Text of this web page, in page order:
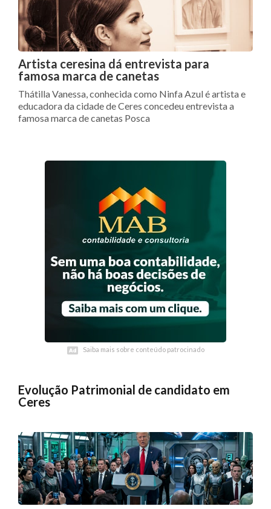
Artista ceresina dá entrevista para
famosa marca de canetas
Thátilla Vanessa, conhecida como Ninfa Azul é artista e
educadora da cidade de Ceres concedeu entrevista a
famosa marca de canetas Posca
Saiba mais sobre conteúdo patrocinado
Saiba mais sobre conteúdo patrocinado
Evolução Patrimonial de candidato em
Ceres